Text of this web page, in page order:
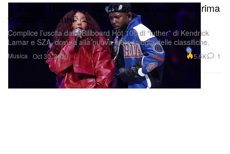
Musica
Billboard Hot 100: Top 40 senza rap per la prima
volta in 35 anni
Complice l’uscita dalla Billboard Hot 100 di “luther” di Kendrick
Lamar e SZA, dovuta alla nuova metodologia delle classifiche.
Oct 30, 2025 5.6K 1